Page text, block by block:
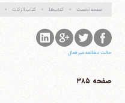
صفحه نخست
کتاب‌ها کتاب الزکات
حالت مطالعه غیر فعال
صفحه ۳۸۵